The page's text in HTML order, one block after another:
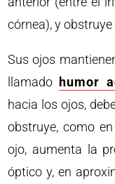
córnea), y
Sus ojos
llamado humor
hacia los ojos,
obstruye, como
ojo, aumenta la
óptico y, en